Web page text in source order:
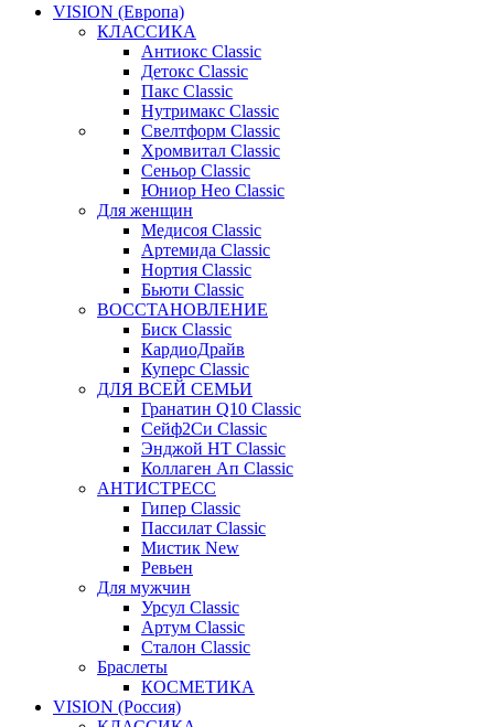
VISION (Европа)
КЛАССИКА
Антиокс Classic
Детокс Classic
Пакс Classic
Нутримакс Classic
Свелтформ Classic
Хромвитал Classic
Сеньор Classic
Юниор Нео Classic
Для женщин
Медисоя Classic
Артемида Classic
Нортия Classic
Бьюти Classic
ВОССТАНОВЛЕНИЕ
Биск Classic
КардиоДрайв
Куперс Classic
ДЛЯ ВСЕЙ СЕМЬИ
Гранатин Q10 Classic
Сейф2Си Classic
Энджой НТ Classic
Коллаген Ап Classic
АНТИСТРЕСС
Гипер Classic
Пассилат Classic
Мистик New
Ревьен
Для мужчин
Урсул Classic
Артум Classic
Сталон Classic
Браслеты
КОСМЕТИКА
VISION (Россия)